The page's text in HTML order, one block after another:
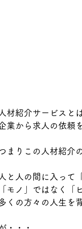
人材紹介サービスと
業から求人の依頼
まりこの人材紹介
人と人の間に入って
「モノ」ではなく「
くの方々の人生を